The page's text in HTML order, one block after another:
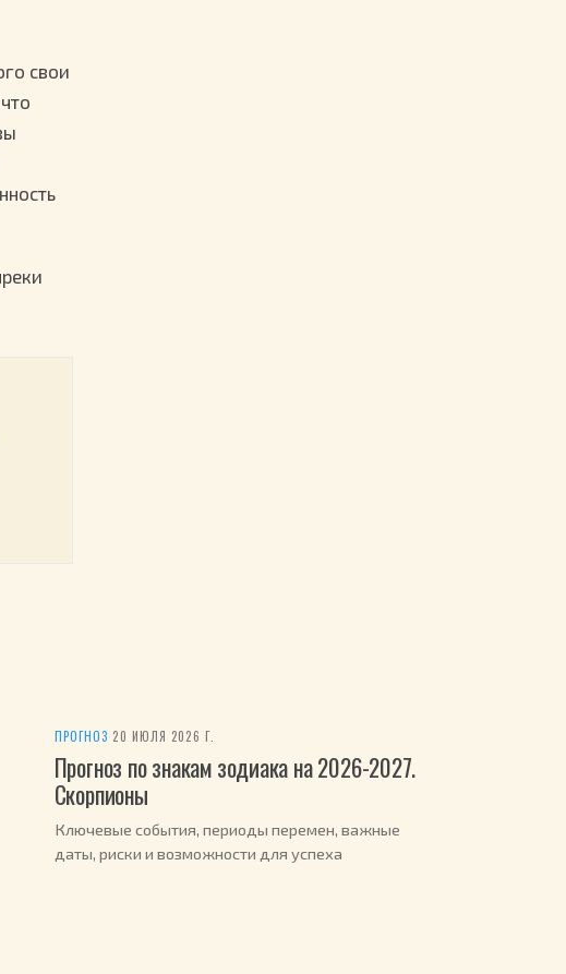
свои
ПРОГНОЗ 20 ИЮЛЯ 2026 Г.
Прогноз по знакам зодиака на 2026-2027.
Скорпионы
Ключевые события, периоды перемен, важные
даты, риски и возможности для успеха